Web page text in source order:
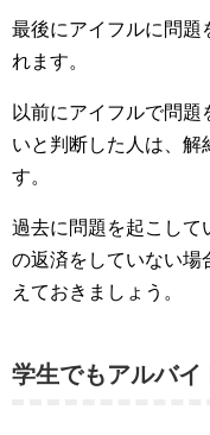
最後にアイフルに問題
れます。
以前にアイフルで問
いと判断した人は、解
す。
過去に問題を起こして
の返済をしていない場
えておきましょう。
学生でもアルバ